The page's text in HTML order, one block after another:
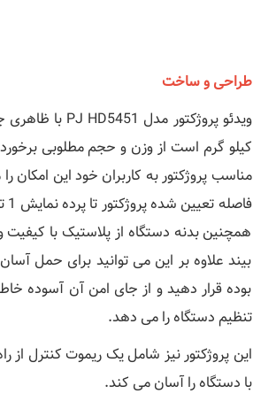
طراحی و ساخت
کیلو گرم است از وزن و حجم مطلوبی
مناسب پروژکتور به کاربران خود این
همچنین بدنه دستگاه از پلاستیک با
بیند علاوه بر این می توانید برای حمل
بوده قرار دهید و از جای امن آن آسوده
تنظیم دستگاه را می دهد.
این پروژکتور نیز شامل یک ریموت کنترل از
با دستگاه را آسان می کند.